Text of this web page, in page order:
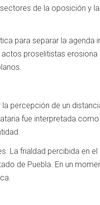
de la oposición y
para separar la agenda
proselitistas
percepción de un
fue interpretada
frialdad percibida en
de Puebla. En un